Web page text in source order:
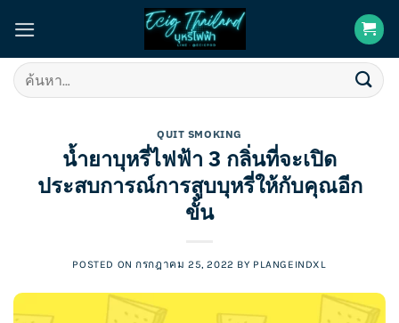
content
ค้นหา:
QUIT SMOKING
น้ำยาบุหรี่ไฟฟ้า 3 กลิ่นที่จะเปิด
ประสบการณ์การสูบบุหรี่ให้กับคุณอีก
ขั้น
POSTED ON กรกฎาคม 25, 2022 BY PLANGEINDXL